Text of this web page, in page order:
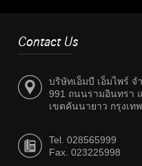
Contact Us
บริษัทเอ็มบี เอ็มไพร์
991 ถนนรามอินทรา
เขตคันนายาว กรุงเท
Tel. 028565999
Fax. 023225998